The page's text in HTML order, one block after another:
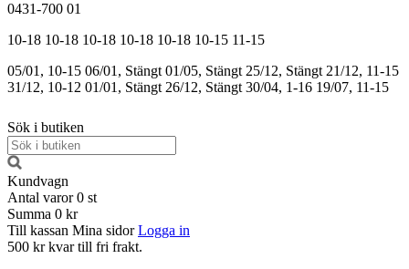
0431-700 01
10-18 10-18 10-18 10-18 10-18 10-15 11-15
05/01, 10-15 06/01, Stängt 01/05, Stängt 25/12, Stängt 21/12, 11-15
31/12, 10-12 01/01, Stängt 26/12, Stängt 30/04, 1-16 19/07, 11-15
Sök i butiken
Kundvagn
Antal varor 0 st
Summa 0 kr
Till kassan Mina sidor Logga in
500 kr kvar till fri frakt.